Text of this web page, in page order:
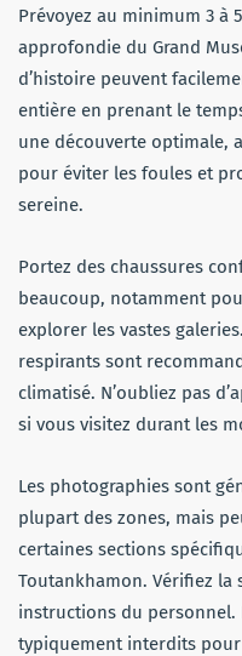
Prévoyez au minimum 3 à
approfondie du Grand
d’histoire peuvent
entière en prenant le
une découverte optimale,
pour éviter les foules et
sereine.
Portez des chaussures
beaucoup, notamment
explorer les vastes
respirants sont
climatisé. N’oubliez pas
si vous visitez durant les
Les photographies sont
plupart des zones, mais
certaines sections
Toutankhamon. Vérifiez la
instructions du personnel.
typiquement interdits